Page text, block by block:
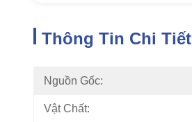
Thông Tin Chi Tiết
Nguồn Gốc:
Vật Chất: